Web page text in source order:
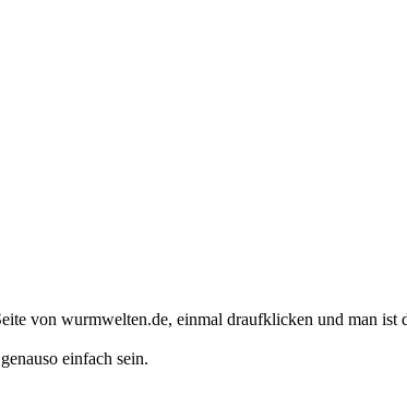
von wurmwelten.de, einmal draufklicken und man ist
einfach sein.